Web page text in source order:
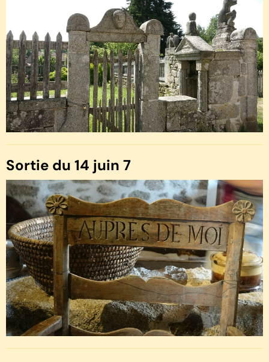
Sortie du 14 juin 7